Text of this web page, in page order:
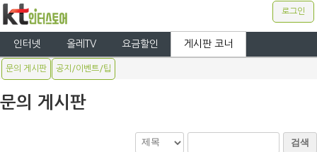
로그인
인터넷 올레TV 요금할인 게시판 코너
문의 게시판 공지/이벤트/팁
문의 게시판
검색